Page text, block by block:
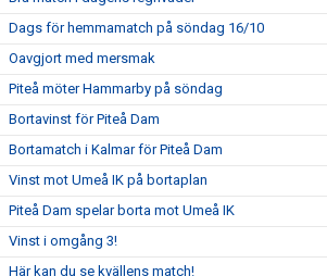
Dags för hemmamatch på söndag 16/10
Oavgjort med mersmak
Piteå möter Hammarby på söndag
Bortavinst för Piteå Dam
Bortamatch i Kalmar för Piteå Dam
Vinst mot Umeå IK på bortaplan
Piteå Dam spelar borta mot Umeå IK
Vinst i omgång 3!
Här kan du se kvällens match!